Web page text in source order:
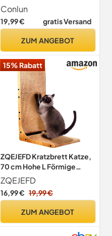
Wende-Pads, Langlebiges
Conlun
19,99 € gratis Versand
ZUM ANGEBOT
15% Rabatt
ZQEJEFD Kratzbrett Katze,
70 cm Hohe L Förmige
Kratzpappe für Katzen,
Hochdichtes
Verschleißfestes
Katzenspielzeug,
ZQEJEFD
16,99 € 19,99 €
ZUM ANGEBOT